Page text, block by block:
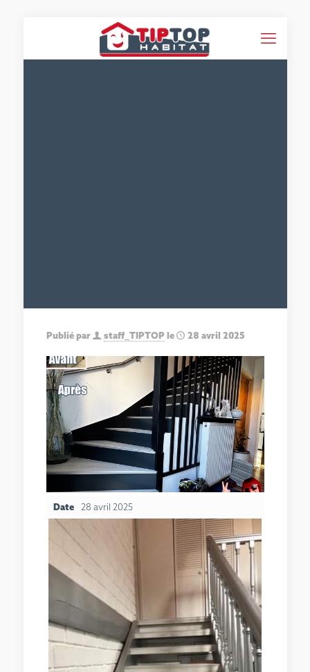
Publié par staff_TIPTOP le 28 avril 2025
Date 28 avril 2025